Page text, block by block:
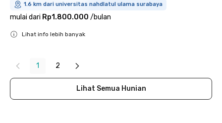
1.6 km dari universitas nahdlatul ulama surabaya
mulai dari Rp1.800.000 /bulan
Lihat info lebih banyak
1 2
Lihat Semua Hunian